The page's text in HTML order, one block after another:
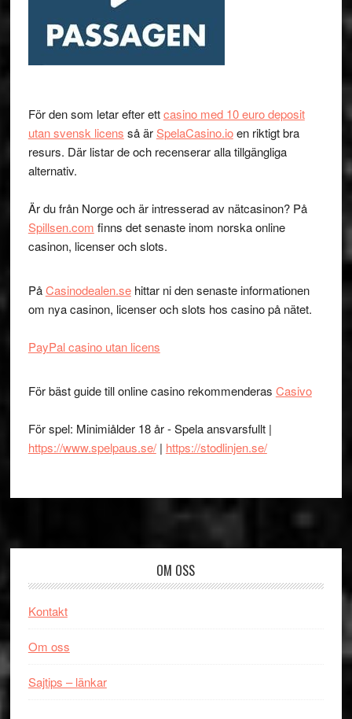
För den som letar efter ettcasino med 10 euro deposit
utan svensk licens så ärSpelaCasino.ioen riktigt bra
resurs. Där listar de och recenserar alla tillgängliga
alternativ.
Är du från Norge och är intresserad av nätcasinon? På
Spillsen.com finns det senaste inom norska online
casinon, licenser och slots.
PåCasinodealen.sehittar ni den senaste informationen
om nya casinon, licenser och slots hos casino på nätet.
PayPal casino utan licens
För bäst guide till online casino rekommenderas Casivo
För spel: Minimiålder 18 år - Spela ansvarsfullt |
https://www.spelpaus.se/| https://stodlinjen.se/
OM OSS
Kontakt
Om oss
Sajtips – länkar